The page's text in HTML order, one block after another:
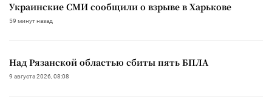
Украинские СМИ сообщили о взрыве в Харькове
59 минут назад
Над Рязанской областью сбиты пять БПЛА
9 августа 2026, 08:08